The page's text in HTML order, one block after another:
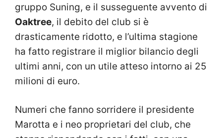
gruppo Suning, e il susseguente avvento di
Oaktree, il debito del club si è
drasticamente ridotto, e l’ultima stagione
ha fatto registrare il miglior bilancio degli
ultimi anni, con un utile atteso intorno ai 25
milioni di euro.
Numeri che fanno sorridere il presidente
Marotta e i neo proprietari del club, che